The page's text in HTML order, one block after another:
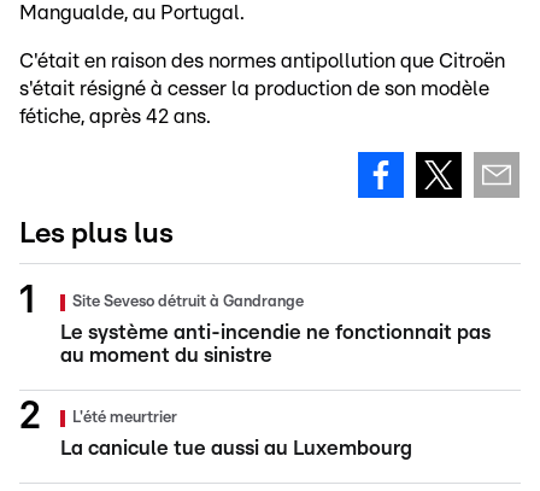
Mangualde, au Portugal.
C'était en raison des normes antipollution que Citroën
s'était résigné à cesser la production de son modèle
fétiche, après 42 ans.
Les plus lus
Site Seveso détruit à Gandrange
Le système anti-incendie ne fonctionnait pas
au moment du sinistre
L'été meurtrier
La canicule tue aussi au Luxembourg